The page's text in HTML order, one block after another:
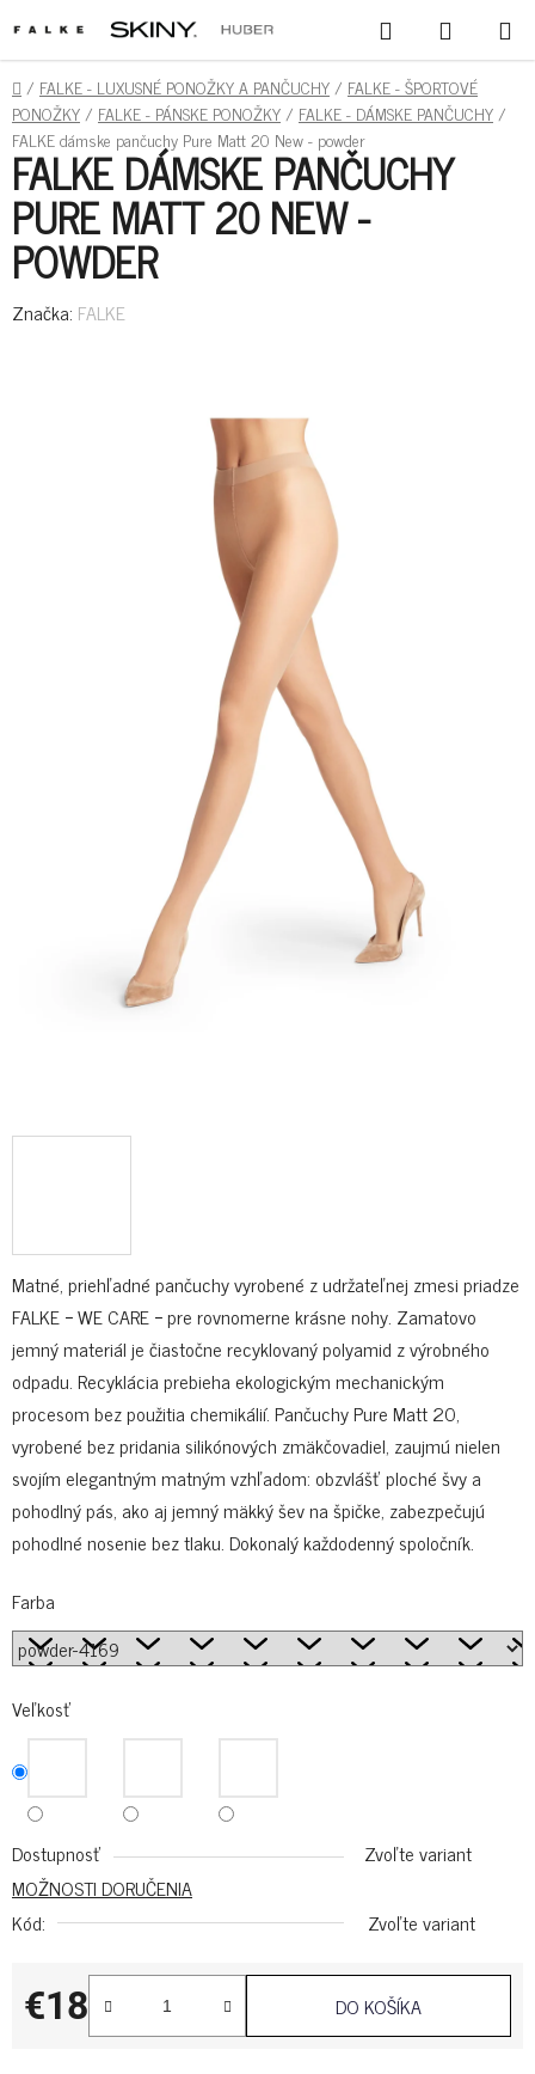
NA
OBSAH
HĽADAŤ
KOŠÍK
DOMOV
/ FALKE - LUXUSNÉ PONOŽKY A PANČUCHY/ FALKE - ŠPORTOVÉ
PONOŽKY/ FALKE - PÁNSKE PONOŽKY/ FALKE - DÁMSKE PANČUCHY/
FALKE dámske pančuchy Pure Matt 20 New - powder
Matné, priehľadné pančuchy vyrobené z udržateľnej zmesi priadze
FALKE − WE CARE − pre rovnomerne krásne nohy. Zamatovo
jemný materiál je čiastočne recyklovaný polyamid z výrobného
odpadu. Recyklácia prebieha ekologickým mechanickým
procesom bez použitia chemikálií. Pančuchy Pure Matt 20,
vyrobené bez pridania silikónových zmäkčovadiel, zaujmú nielen
svojím elegantným matným vzhľadom: obzvlášť ploché švy a
pohodlný pás, ako aj jemný mäkký šev na špičke, zabezpečujú
pohodlné nosenie bez tlaku. Dokonalý každodenný spoločník.
Farba
Veľkosť
Dostupnosť
Zvoľte variant
MOŽNOSTI DORUČENIA
Kód:
Zvoľte variant
€18
Jednotková cena:
DO KOŠÍKA
FALKE DÁMSKE PANČUCHY
PURE MATT 20 NEW -
POWDER
Značka: FALKE